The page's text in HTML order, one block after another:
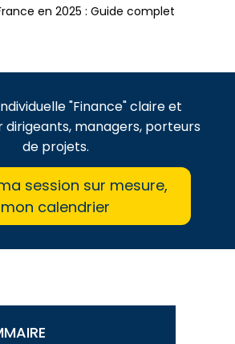
en 2025 : Guide complet
"Finance" claire et
managers, porteurs
de projets.
session sur mesure,
mon calendrier